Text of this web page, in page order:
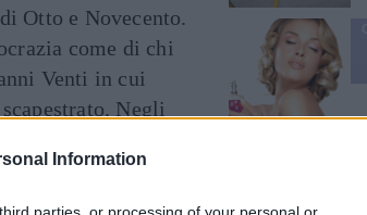
Information
Otto e Novecento.
come di chi
Venti in cui
Negli
abiti di fattura
come per